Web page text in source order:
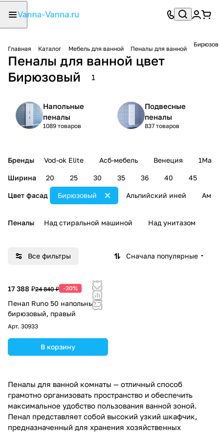
Главная Каталог Мебель для ванной Пеналы для ванной
Пеналы для ванной цвет
Бирюзовый
1
Напольные
пеналы
1089 товаров
Подвесные
пеналы
837 товаров
Бренды Vod-ok Elite Асб-мебель Венеция
Ширина 20 25 30 35 36 40 45
Цвет фасад Альпийский иней
Бирюзовый
Пеналы Над стиральной машиной Над унитазом
Все фильтры Сначала популярные
17 388 ₽24 840 ₽ -30%
Пенал Runo 50 напольный,
бирюзовый, правый
Арт. 30933
В корзину
Пеналы для ванной комнаты — отличный способ
грамотно организовать пространство и обеспечить
максимальное удобство пользования ванной зоной.
Пенал представляет собой высокий узкий шкафчик,
предназначенный для хранения хозяйственных